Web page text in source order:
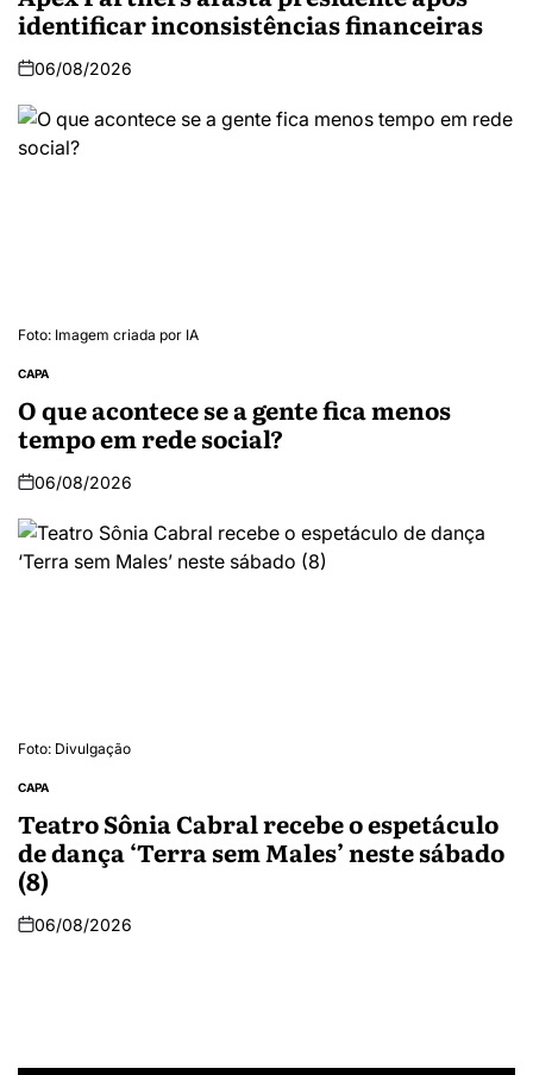
identificar inconsistências financeiras
06/08/2026
Foto: Imagem criada por IA
CAPA
O que acontece se a gente fica menos
tempo em rede social?
06/08/2026
Foto: Divulgação
CAPA
Teatro Sônia Cabral recebe o espetáculo
de dança ‘Terra sem Males’ neste sábado
(8)
06/08/2026